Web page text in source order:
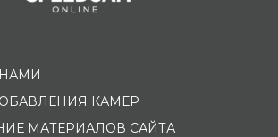
КАМЕР
МАТЕРИАЛОВ САЙТА